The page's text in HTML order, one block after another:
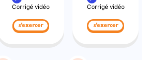
Corrigé vidéo
s'exercer
Corrigé vidéo
s'exercer